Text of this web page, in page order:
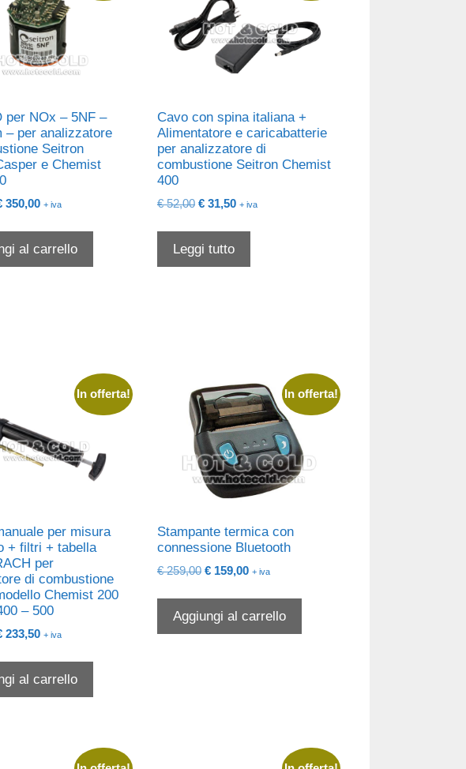
per NOx – 5NF –
– per analizzatore
Seitron
e Chemist
584,00.
350,00Il
è:
€ 350,00.
+ iva
al carrello
Cavo con spina italiana +
Alimentatore e caricabatterie
per analizzatore di
combustione Seitron Chemist
400
€52,00 Il
era:
€ 52,00.
€31,50Il
€ 31,50.
+ iva
Leggi tutto
In offerta!
per misura
+ filtri + tabella
per
di combustione
Chemist 200
– 500
389,00.
233,50Il
è:
€ 233,50.
+ iva
al carrello
In offerta!
Stampante termica con
connessione Bluetooth
€259,00 Il
era:
€ 259,00.
€159,00Il
è:
€ 159,00.
+ iva
Aggiungi al carrello